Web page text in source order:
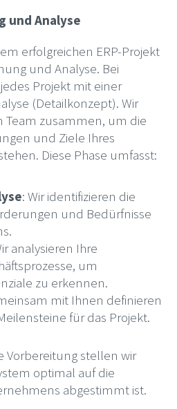
und Analyse
erfolgreichen ERP-Projekt
und Analyse. Bei
Projekt mit einer
(Detailkonzept). Wir
Team zusammen, um die
und Ziele Ihres
Diese Phase umfasst:
: Wir identifizieren die
und Bedürfnisse
analysieren Ihre
um
zu erkennen.
mit Ihnen definieren
für das Projekt.
Vorbereitung stellen wir
optimal auf die
abgestimmt ist.